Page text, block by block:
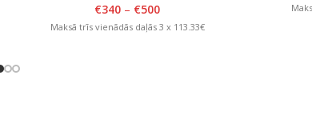
€340 – €500
Maksā trīs vienādās daļās 3 x 113.33€